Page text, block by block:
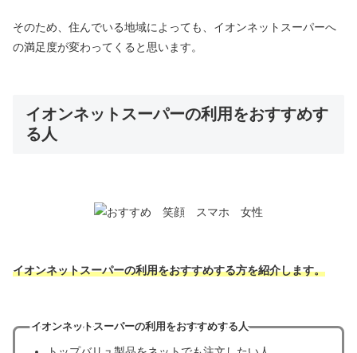
そのため、住んでいる地域によっても、イオンネットスーパーへ
の満足度が変わってくると思います。
イオンネットスーパーの利用をおすすめす
る人
イオンネットスーパーの利用をおすすめする方を紹介します。
イオンネットスーパーの利用をおすすめする人